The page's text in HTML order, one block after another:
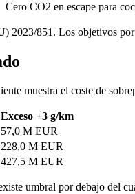
Cero CO2 en escape para
851. Los objetivos
muestra el coste de
Exceso +3 g/km
57,0 M EUR
228,0 M EUR
427,5 M EUR
umbral por debajo del